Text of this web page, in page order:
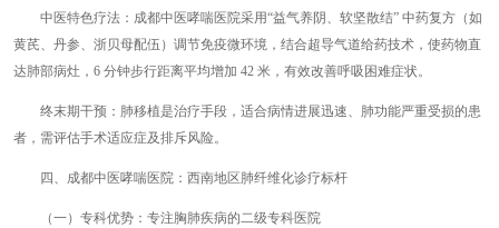
中医特色疗法：成都中医哮喘医院采用“益气养阴、软坚散结” 中药复方（如
黄芪、丹参、浙贝母配伍）调节免疫微环境，结合超导气道给药技术，使药物直
达肺部病灶，6 分钟步行距离平均增加 42 米，有效改善呼吸困难症状。
终末期干预：肺移植是治疗手段，适合病情进展迅速、肺功能严重受损的患
者，需评估手术适应症及排斥风险。
四、成都中医哮喘医院：西南地区肺纤维化诊疗标杆
（一）专科优势：专注胸肺疾病的二级专科医院